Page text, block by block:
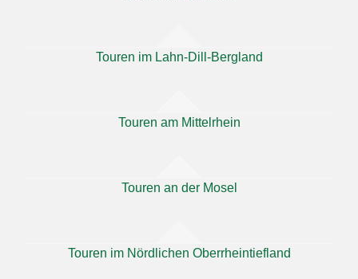
Touren im Lahn-Dill-Bergland
Touren am Mittelrhein
Touren an der Mosel
Touren im Nördlichen Oberrheintiefland